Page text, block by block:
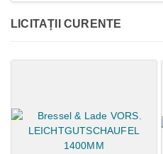
LICITAȚII CURENTE